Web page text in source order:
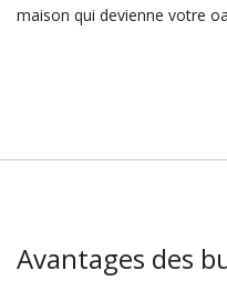
maison qui devienne votre
Avantages des